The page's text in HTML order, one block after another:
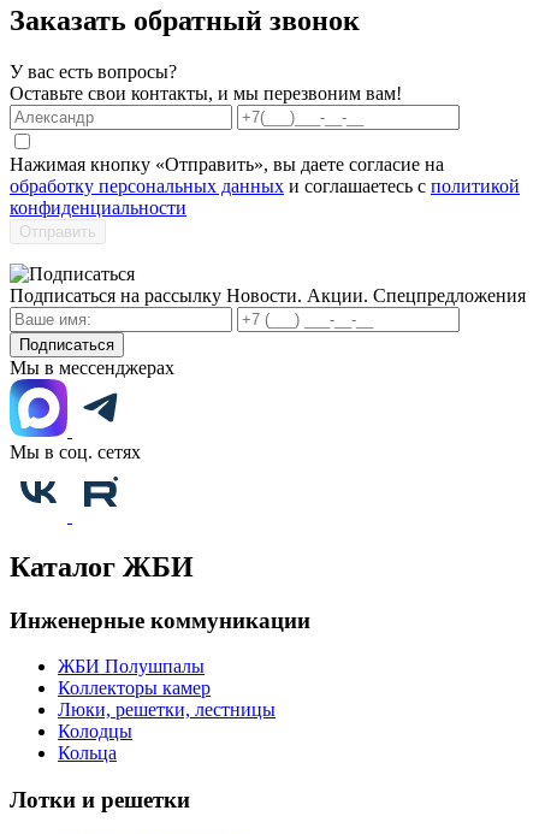
Заказать обратный звонок
У вас есть вопросы?
Оставьте свои контакты, и мы перезвоним вам!
Нажимая кнопку «Отправить», вы даете согласие на
обработку персональных данных и соглашаетесь с политикой
конфиденциальности
Отправить
Подписаться на рассылку Новости. Акции. Спецпредложения
Подписаться
Мы в мессенджерах
Мы в соц. сетях
Каталог ЖБИ
Инженерные коммуникации
ЖБИ Полушпалы
Коллекторы камер
Люки, решетки, лестницы
Колодцы
Кольца
Лотки и решетки